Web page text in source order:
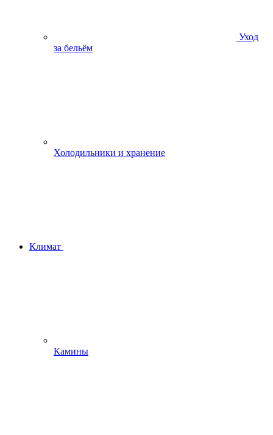
Уход
за бельём
Холодильники и хранение
Климат
Камины